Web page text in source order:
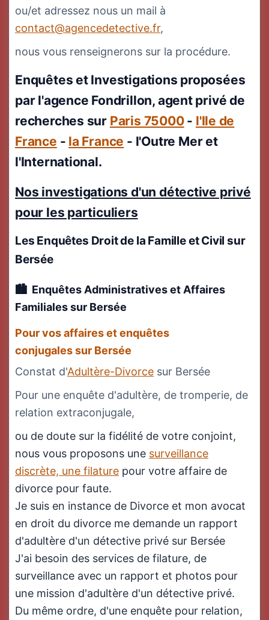
ou/et adressez nous un mail à
contact@agencedetective.fr,
nous vous renseignerons sur la procédure.
Enquêtes et Investigations proposées
par l'agence Fondrillon, agent privé de
recherches sur Paris 75000- l'Ile de
France - la France - l'Outre Mer et
l'International.
Nos investigations d'un détective privé
pour les particuliers
Les Enquêtes Droit de la Famille et Civil sur
Bersée
Enquêtes Administratives et Affaires
Familialessur Bersée
Pour vos affaires et enquêtes
conjugales sur Bersée
Constat d'Adultère-Divorce sur Bersée
Pour une enquête d'adultère, de tromperie, de
relation extraconjugale,
ou de doute sur la fidélité de votre conjoint,
nous vous proposons une surveillance
discrète, une filature pour votre affaire de
divorce pour faute.
Je suis en instance de Divorce et mon avocat
en droit du divorce me demande un rapport
d'adultère d'un détective privé sur Bersée
J'ai besoin des services de filature, de
surveillance avec un rapport et photos pour
une mission d'adultère d'un détective privé.
Du même ordre, d'une enquête pour relation,